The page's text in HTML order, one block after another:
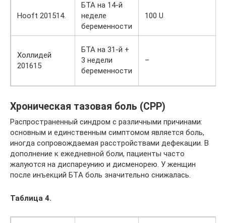
Hooft 201514.
БТА на 14-й
неделе
беременности
100 U
Холлидей
201615
БТА на 31-й +
3 недели
беременности
–
Хроническая тазовая боль (CPP)
Распространенный синдром с различными причинами:
основным и единственным симптомом является боль,
иногда сопровождаемая расстройствами дефекации. В
дополнение к ежедневной боли, пациенты часто
жалуются на диспареунию и дисменорею. У женщин
после инъекций БТA боль значительно снижалась.
Таблица 4.